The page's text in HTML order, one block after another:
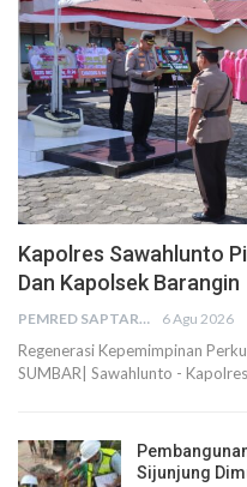
Kapolres Sawahlunto
Dan Kapolsek Barangin
PEMRED SAPTARIUS 6 Agu 2026
Regenerasi Kepemimpinan
SUMBAR| Sawahlunto -
Sijunjung